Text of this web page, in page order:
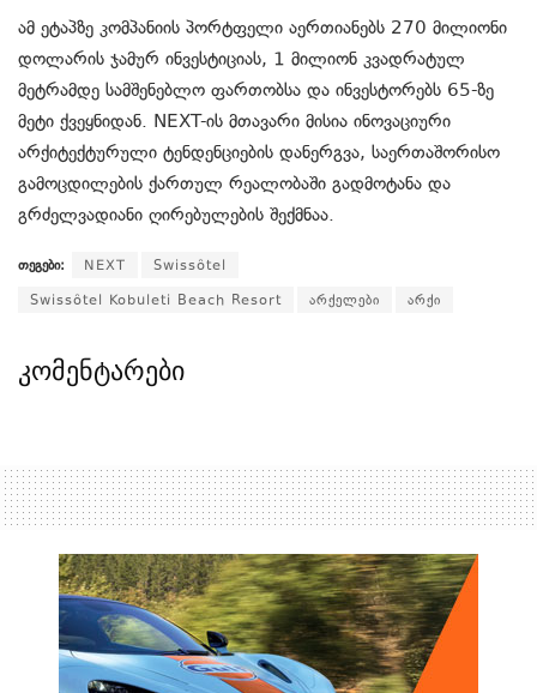
ამ ეტაპზე კომპანიის პორტფელი აერთიანებს 270 მილიონი
დოლარის ჯამურ ინვესტიციას, 1 მილიონ კვადრატულ
მეტრამდე სამშენებლო ფართობსა და ინვესტორებს 65-ზე
მეტი ქვეყნიდან. NEXT-ის მთავარი მისია ინოვაციური
არქიტექტურული ტენდენციების დანერგვა, საერთაშორისო
გამოცდილების ქართულ რეალობაში გადმოტანა და
გრძელვადიანი ღირებულების შექმნაა.
თეგები: NEXT Swissôtel
Swissôtel Kobuleti Beach Resort არქელები არქი
კომენტარები